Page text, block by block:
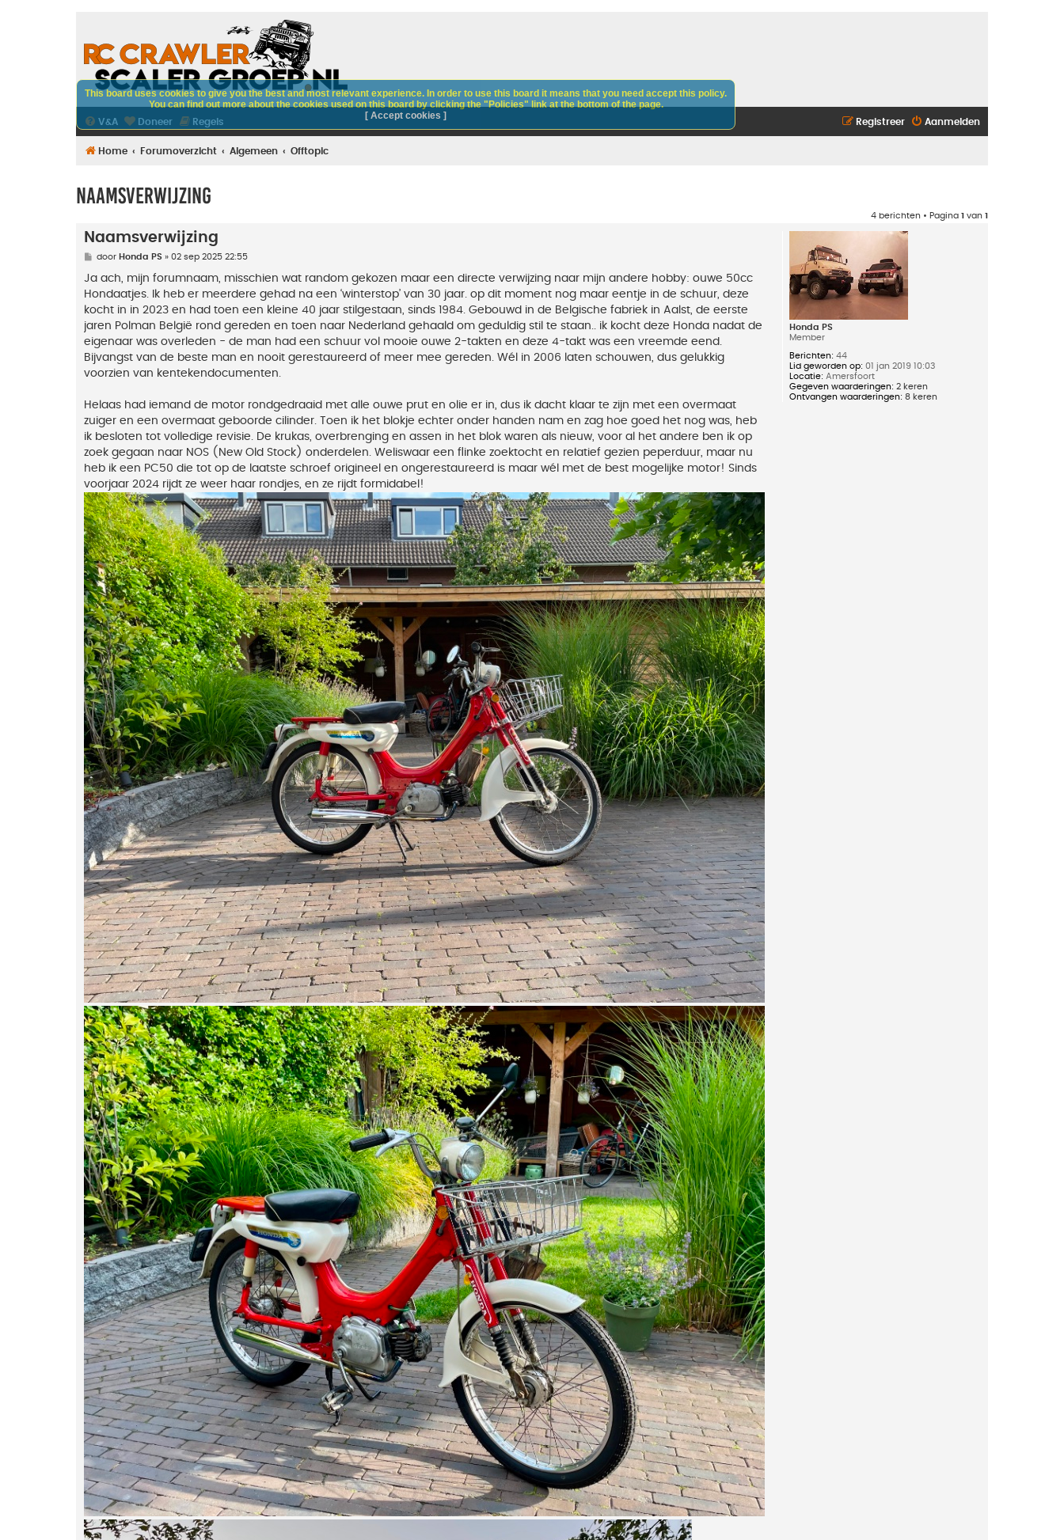
V&A Doneer Regels Aanmelden
Registreer
Home Forumoverzicht Algemeen Offtopic
Naamsverwijzing
4 berichten • Pagina 1 van 1
Honda PS
Member
Berichten: 44
Lid geworden op: 01 jan 2019 10:03
Locatie: Amersfoort
Gegeven waarderingen: 2 keren
Ontvangen waarderingen: 8 keren
Naamsverwijzing
B
r
c
h
door Honda PS» 02 sep 2025 22:55
Ja ach, mijn forumnaam, misschien wat random gekozen maar een directe verwijzing naar mijn andere hobby: ouwe 50cc
Hondaatjes. Ik heb er meerdere gehad na een ‘winterstop’ van 30 jaar. op dit moment nog maar eentje in de schuur, deze
kocht in in 2023 en had toen een kleine 40 jaar stilgestaan, sinds 1984. Gebouwd in de Belgische fabriek in Aalst, de eerste
jaren Polman België rond gereden en toen naar Nederland gehaald om geduldig stil te staan.. ik kocht deze Honda nadat de
eigenaar was overleden - de man had een schuur vol mooie ouwe 2-takten en deze 4-takt was een vreemde eend.
Bijvangst van de beste man en nooit gerestaureerd of meer mee gereden. Wél in 2006 laten schouwen, dus gelukkig
voorzien van kentekendocumenten.
Helaas had iemand de motor rondgedraaid met alle ouwe prut en olie er in, dus ik dacht klaar te zijn met een overmaat
zuiger en een overmaat geboorde cilinder. Toen ik het blokje echter onder handen nam en zag hoe goed het nog was, heb
ik besloten tot volledige revisie. De krukas, overbrenging en assen in het blok waren als nieuw, voor al het andere ben ik op
zoek gegaan naar NOS (New Old Stock) onderdelen. Weliswaar een flinke zoektocht en relatief gezien peperduur, maar nu
heb ik een PC50 die tot op de laatste schroef origineel en ongerestaureerd is maar wél met de best mogelijke motor! Sinds
voorjaar 2024 rijdt ze weer haar rondjes, en ze rijdt formidabel!
This board uses cookies to give you the best and most relevant experience. In order to use this board it means that you need accept this policy.
You can find out more about the cookies used on this board by clicking the "Policies" link at the bottom of the page.
[ Accept cookies ]